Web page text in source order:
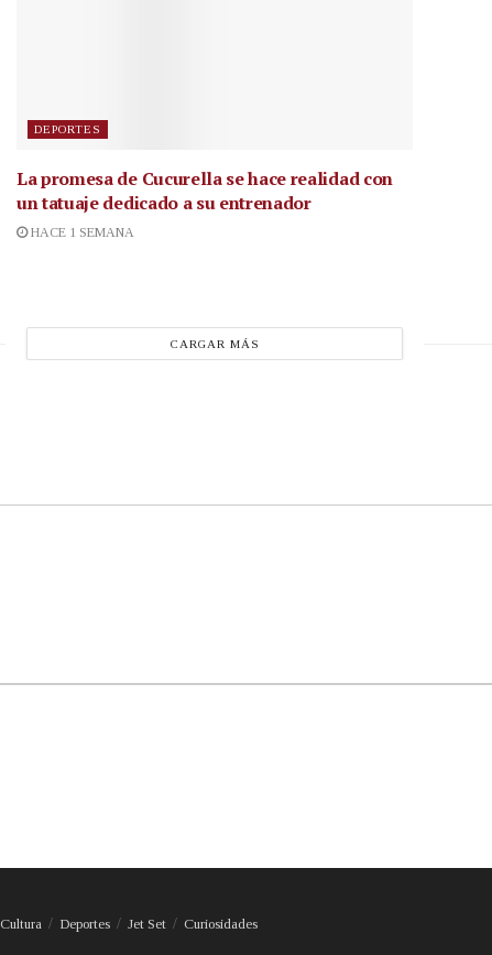
DEPORTES
La promesa de Cucurella se hace realidad con
un tatuaje dedicado a su entrenador
HACE 1 SEMANA
CARGAR MÁS
Cultura Deportes Jet Set Curiosidades